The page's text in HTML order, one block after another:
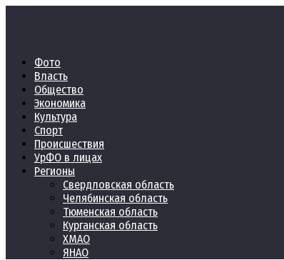
Фото
Власть
Общество
Экономика
Культура
Спорт
Происшествия
УрФО в лицах
Регионы
Свердловская область
Челябинская область
Тюменская область
Курганская область
ХМАО
ЯНАО